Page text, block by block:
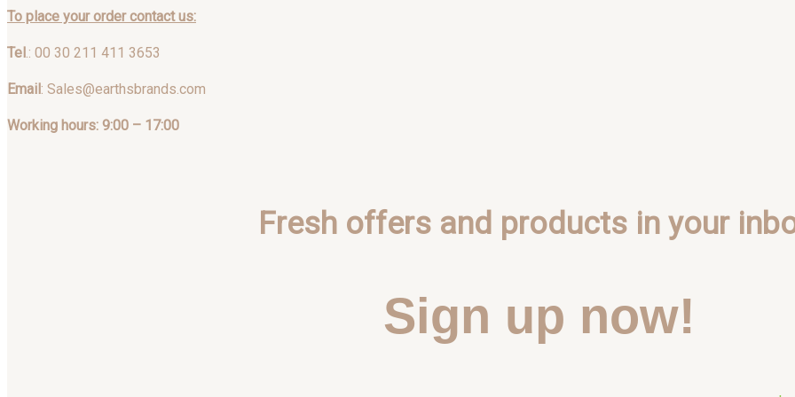
To place your order contact us:
Tel .: 00 30 211 411 3653
Email: Sales@earthsbrands.com
Working hours: 9:00 – 17:00
Fresh offers and products in your
Sign up now!